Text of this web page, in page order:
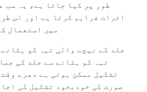
طور پر کیا جاتا ہے، یہ سب
اثرات فراہم کرتا ہے اور اس
میں استعمال
جلد کے نیچے والی تہہ کو
تہہ کو ہٹانے سے جلد کی
تشکیل ممکن ہوتی ہے دھرے
صورت کی خودبخود تشکیل کی